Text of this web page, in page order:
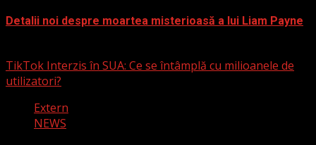
Detalii noi despre moartea misterioasă a lui Liam Payne
TikTok Interzis în SUA: Ce se întâmplă cu milioanele de
utilizatori?
Extern
NEWS